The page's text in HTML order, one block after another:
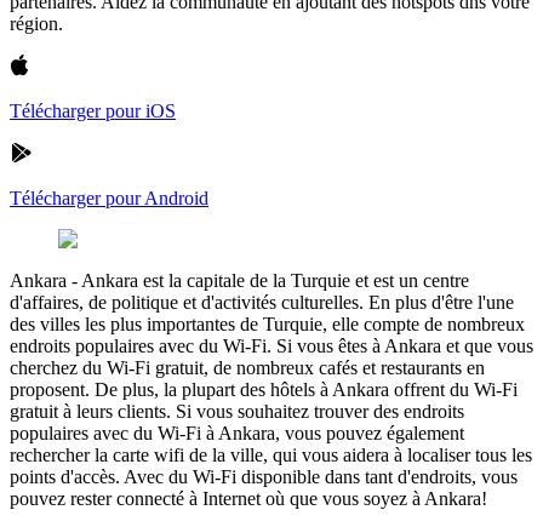
région.
Télécharger pour iOS
Télécharger pour Android
Ankara - Ankara est la capitale de la Turquie et est un centre
d'affaires, de politique et d'activités culturelles. En plus d'être l'une
des villes les plus importantes de Turquie, elle compte de nombreux
endroits populaires avec du Wi-Fi. Si vous êtes à Ankara et que vous
cherchez du Wi-Fi gratuit, de nombreux cafés et restaurants en
proposent. De plus, la plupart des hôtels à Ankara offrent du Wi-Fi
gratuit à leurs clients. Si vous souhaitez trouver des endroits
populaires avec du Wi-Fi à Ankara, vous pouvez également
rechercher la carte wifi de la ville, qui vous aidera à localiser tous les
points d'accès. Avec du Wi-Fi disponible dans tant d'endroits, vous
pouvez rester connecté à Internet où que vous soyez à Ankara!